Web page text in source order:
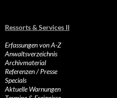
Ressorts & Services II
Erfassungen von A-Z
Anwaltsverzeichnis
Archivmaterial
Referenzen / Presse
Specials
Aktuelle Warnungen